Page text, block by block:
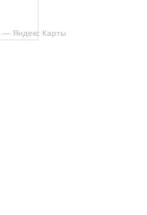
— Яндекс Карты